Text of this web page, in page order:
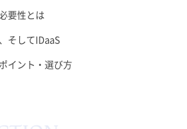
要性とは
そしてIDaaS
イント・選び方